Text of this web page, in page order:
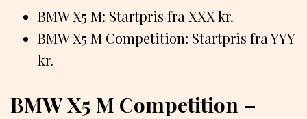
BMW X5 M: Startpris fra XXX kr.
BMW X5 M Competition: Startpris fra YYY
kr.
BMW X5 M Competition –